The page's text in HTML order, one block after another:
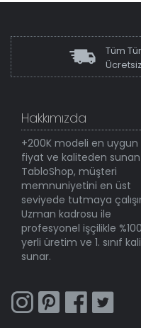
Tüm
Hakkımızda
+200K modeli en uygun
fiyat ve kaliteden sunan
TabloShop, müşteri
memnuniyetini en üst
seviyede tutmaya
Uzman kadrosu ile
profesyonel işçilikle %100
yerli üretim ve 1. sınıf
sunar.